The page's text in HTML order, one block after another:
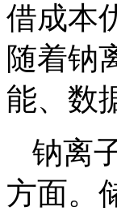
借成本
随着钠
能、数
钠离
方面。